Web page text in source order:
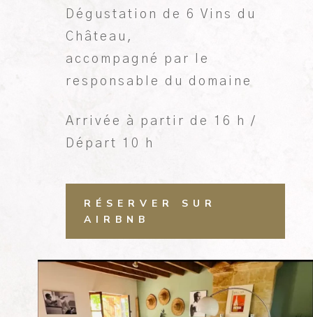
Dégustation de 6 Vins du
Château,
accompagné par le
responsable du domaine
Arrivée à partir de 16 h /
Départ 10 h
RÉSERVER SUR
AIRBNB